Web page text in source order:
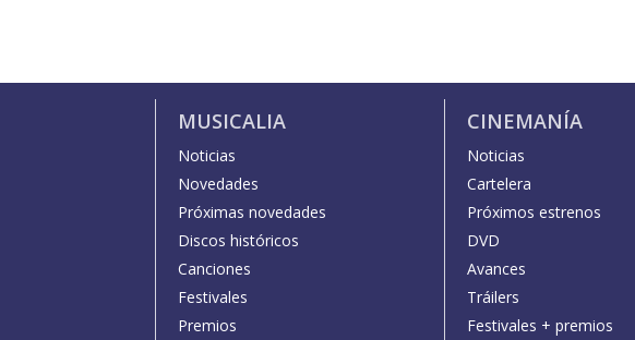
MUSICALIA
Noticias
Novedades
Próximas novedades
Discos históricos
Canciones
Festivales
Premios
CINEMANÍA
Noticias
Cartelera
Próximos estrenos
DVD
Avances
Tráilers
Festivales + premios